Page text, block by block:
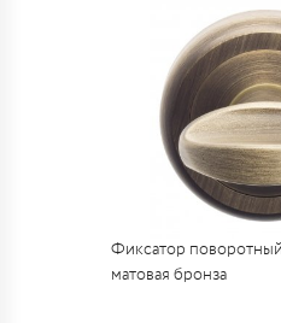
Фиксатор
матовая бронза